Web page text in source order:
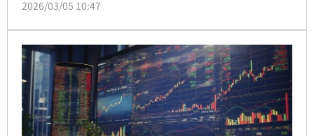
500指數報6,843.47點，下跌26.03點，跌幅0.38％；以
點，跌幅0.41%。
2026/03/05 10:47